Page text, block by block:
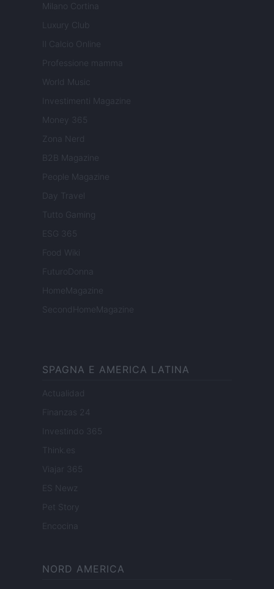
Milano Cortina
Luxury Club
Il Calcio Online
Professione mamma
World Music
Investimenti Magazine
Money 365
Zona Nerd
B2B Magazine
People Magazine
Day Travel
Tutto Gaming
ESG 365
Food Wiki
FuturoDonna
HomeMagazine
SecondHomeMagazine
SPAGNA E AMERICA LATINA
Actualidad
Finanzas 24
Investindo 365
Think.es
Viajar 365
ES Newz
Pet Story
Encocina
NORD AMERICA